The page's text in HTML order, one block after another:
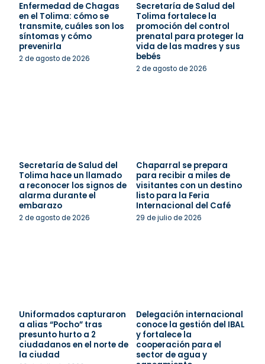
Enfermedad de Chagas
en el Tolima: cómo se
transmite, cuáles son los
síntomas y cómo
prevenirla
2 de agosto de 2026
Secretaría de Salud del
Tolima fortalece la
promoción del control
prenatal para proteger la
vida de las madres y sus
bebés
2 de agosto de 2026
Secretaría de Salud del
Tolima hace un llamado
a reconocer los signos de
alarma durante el
embarazo
2 de agosto de 2026
Chaparral se prepara
para recibir a miles de
visitantes con un destino
listo para la Feria
Internacional del Café
29 de julio de 2026
Uniformados capturaron
a alias “Pocho” tras
presunto hurto a 2
ciudadanos en el norte de
la ciudad
Delegación internacional
conoce la gestión del IBAL
y fortalece la
cooperación para el
sector de agua y